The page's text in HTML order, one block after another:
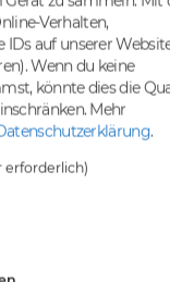
Möglichkeit,
und deine
zu
an
du eine
von dir
Verhalten,
auf unserer
Wenn du keine
könnte dies die
Mehr
.
erforderlich)